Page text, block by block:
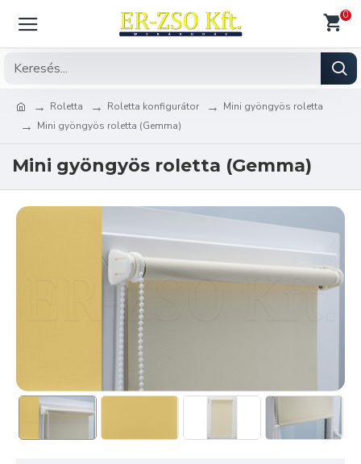
0
Roletta Roletta konfigurátor
Mini gyöngyös roletta
Mini gyöngyös roletta (Gemma)
Mini gyöngyös roletta (Gemma)